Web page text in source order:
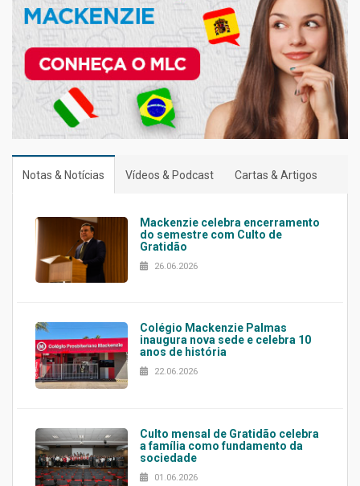
Notas & Notícias Vídeos & Podcast Cartas & Artigos
Mackenzie celebra encerramento
do semestre com Culto de
Gratidão
26.06.2026
Colégio Mackenzie Palmas
inaugura nova sede e celebra 10
anos de história
22.06.2026
Culto mensal de Gratidão celebra
a família como fundamento da
sociedade
01.06.2026